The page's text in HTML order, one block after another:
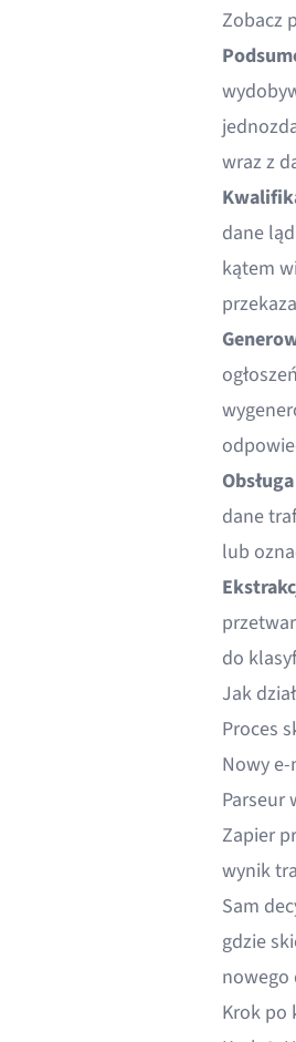
Zobacz
wraz z
dane
kątem
dane
lub
do
Jak
Proces
Nowy
Parseur
Zapier
wynik
Sam
gdzie
Krok po